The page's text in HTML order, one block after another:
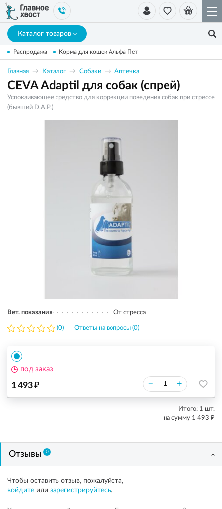
Каталог товаров
Распродажа Корма для кошек Альфа Пет
Главная Каталог Собаки Аптечка
CEVA Adaptil для собак (спрей)
Успокаивающее средство для коррекции поведения собак при стрессе
(бывший D.A.P.)
Вет. показания От стресса
(0) Ответы на вопросы (0)
1 493₽ – +
под заказ
Итого: 1 шт.
на сумму 1 493 ₽
Отзывы 0
Чтобы оставить отзыв, пожалуйста,
войдите или зарегистрируйтесь.